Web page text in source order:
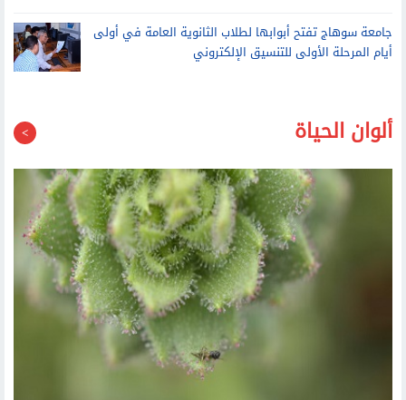
جامعة سوهاج تفتح أبوابها لطلاب الثانوية العامة في أولى
أيام المرحلة الأولى للتنسيق الإلكتروني
ألوان الحياة